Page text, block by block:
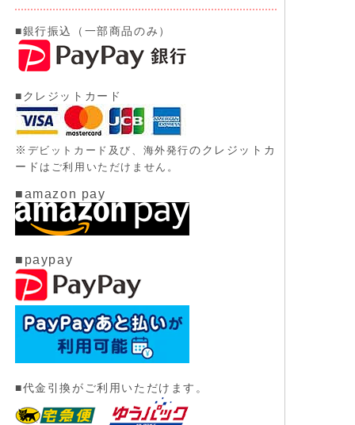
■銀行振込（一部商品のみ）
■クレジットカード
※ デビットカード及び、 海外発行のクレジットカ
ード はご利用いただけません。
■amazon pay
■paypay
■代金引換がご利用いただけます。